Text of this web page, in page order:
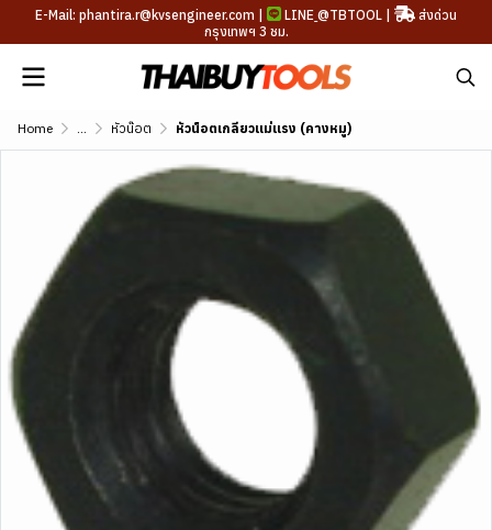
E-Mail: phantira.r@kvsengineer.com | LINE @TBTOOL |
ส่งด่วน
กรุงเทพฯ 3 ชม.
Home ... หัวน๊อต หัวน็อตเกลียวแม่แรง (คางหมู)